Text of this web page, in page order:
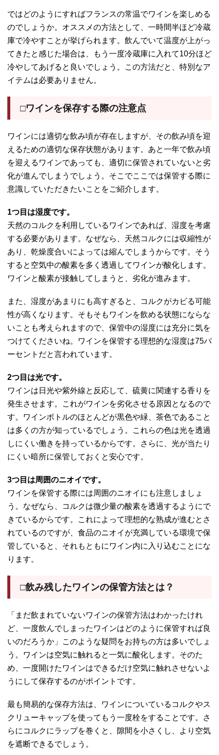
ではどのようにすればフランスの常温でワインを楽しめる
のでしょうか。オススメの方法として、一時間半ほど冷蔵
庫で冷やすことが挙げられます。飲んでいて温度が上がっ
てきたと感じた場合は、もう一度冷蔵庫に入れて10分ほど
冷やしてあげると良いでしょう。この方法だと、特別なア
イテムは必要ありません。
□ワインを保存する際の注意点
ワインには適切な飲み頃が存在しますが、その飲み頃を迎
えるための適切な保存状態があります。あと一年で飲み頃
を迎えるワインであっても、適切に保管されていないと劣
化が進んでしまうでしょう。そこでここでは保管する際に
意識していただきたいことをご紹介します。
1つ目は湿度です。
天然のコルクを利用しているワインであれば、湿度を考慮
する必要があります。なぜなら、天然コルクには収縮性が
あり、乾燥度合いによっては縮んでしまうからです。そう
すると空気中の酸素を多く透過してワインが酸化します。
ワインと酸素が接触してしまうと、劣化が進みます。
また、湿度があまりにも高すぎると、コルクがカビる可能
性が高くなります。そもそもワインを飲める状態にならな
いことも考えられますので、保管中の湿度には充分に気を
つけてくださいね。ワインを保管する理想的な湿度は75パ
ーセントだと言われています。
2つ目は光です。
ワインは日光や紫外線と反応して、硫黄に関連する香りを
発生させます。これがワインを劣化させる原因となるので
す。ワインボトルのほとんどが黒色や緑、茶色であること
は多くの方が知っているでしょう。これらの色は光を透過
しにくい働きを持っているからです。さらに、光が当たり
にくい暗所に保管しておくと安心です。
3つ目は周囲のニオイです。
ワインを保管する際には周囲のニオイにも注意しましょ
う。なぜなら、コルクは微少量の酸素を透過するようにで
きているからです。これによって理想的な熟成が進むとさ
れているのですが、食品のニオイが充満している環境で保
管していると、それもともにワイン内に入り込むことにな
ります。
□飲み残したワインの保管方法とは？
「まだ飲まれていないワインの保管方法はわかったけれ
ど、一度飲んでしまったワインはどのように保管すれば良
いのだろうか」このような疑問をお持ちの方は多いでしょ
う。ワインは空気に触れると一気に酸化します。そのた
め、一度開けたワインはできるだけ空気に触れさせないよ
うにして保存するのがポイントです。
最も簡易的な保存方法は、ワインについているコルクやス
クリューキャップを使ってもう一度栓をすることです。さ
らにコルクにラップを巻くと、隙間を小さくし、より空気
を遮断できるでしょう。